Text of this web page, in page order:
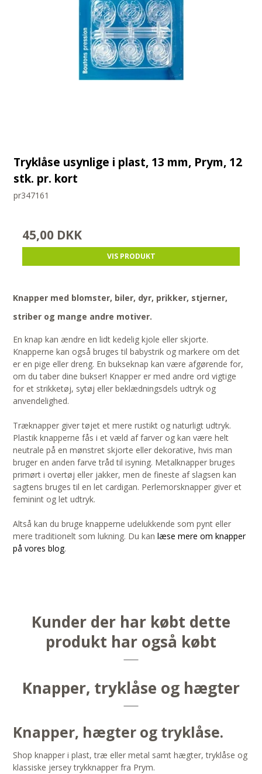
Tryklåse usynlige i plast, 13 mm, Prym, 12
stk. pr. kort
pr347161
45,00 DKK
VIS PRODUKT
Knapper med blomster, biler, dyr, prikker, stjerner,
striber og mange andre motiver.
En knap kan ændre en lidt kedelig kjole eller skjorte.
Knapperne kan også bruges til babystrik og markere om det
er en pige eller dreng. En bukseknap kan være afgørende for,
om du taber dine bukser! Knapper er med andre ord vigtige
for et strikketøj, sytøj eller beklædningsdels udtryk og
anvendelighed.
Træknapper giver tøjet et mere rustikt og naturligt udtryk.
Plastik knapperne fås i et væld af farver og kan være helt
neutrale på en mønstret skjorte eller dekorative, hvis man
bruger en anden farve tråd til isyning. Metalknapper bruges
primørt i overtøj eller jakker, men de fineste af slagsen kan
sagtens bruges til en let cardigan. Perlemorsknapper giver et
feminint og let udtryk.
Altså kan du bruge knapperne udelukkende som pynt eller
mere traditionelt som lukning. Du kan læse mere om knapper
på vores blog.
Kunder der har købt dette
produkt har også købt
Knapper, tryklåse og hægter
Knapper, hægter og tryklåse.
Shop knapper i plast, træ eller metal samt hægter, tryklåse og
klassiske jersey trykknapper fra Prym.